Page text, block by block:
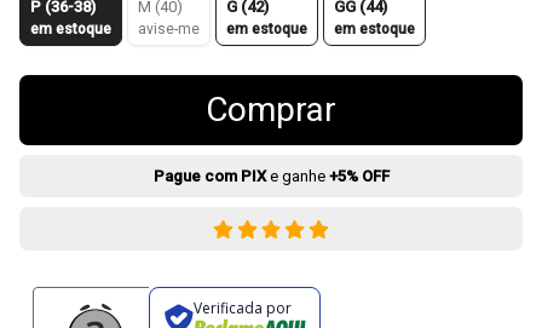
P (36-38)
em estoque
M (40)
avise-me
G (42)
em estoque
GG (44)
em estoque
Comprar
Pague com PIXe ganhe +5% OFF
Verificada por